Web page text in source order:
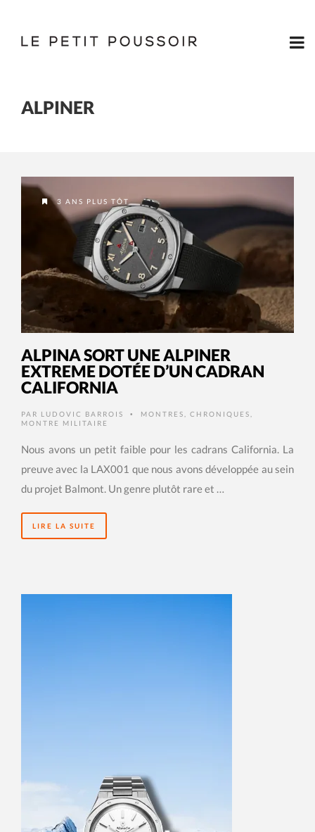
ALPINER
3 ANS PLUS TÔT
ALPINA SORT UNE ALPINER
EXTREME DOTÉE D’UN CADRAN
CALIFORNIA
PAR LUDOVIC BARROIS • MONTRES CHRONIQUES
MONTRE MILITAIRE
Nous avons un petit faible pour les cadrans California. La
preuve avec la LAX001 que nous avons développée au sein
du projet Balmont. Un genre plutôt rare et …
LIRE LA SUITE